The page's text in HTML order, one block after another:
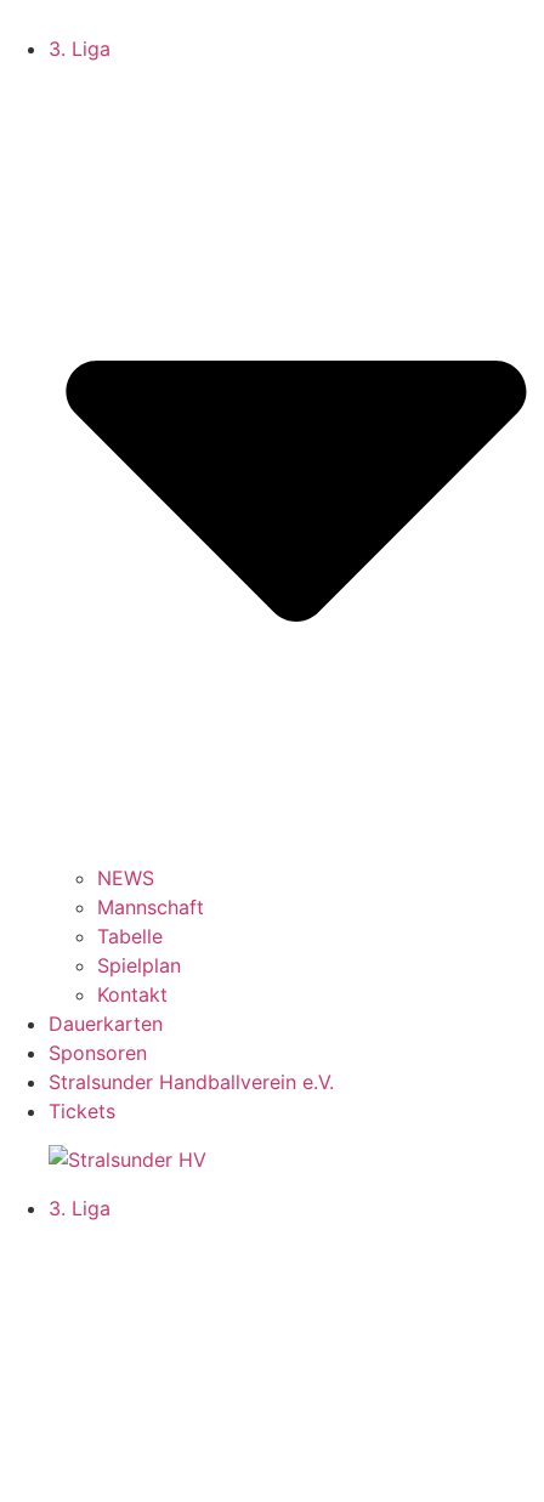
3. Liga
NEWS
Mannschaft
Tabelle
Spielplan
Kontakt
Dauerkarten
Sponsoren
Stralsunder Handballverein e.V.
Tickets
3. Liga